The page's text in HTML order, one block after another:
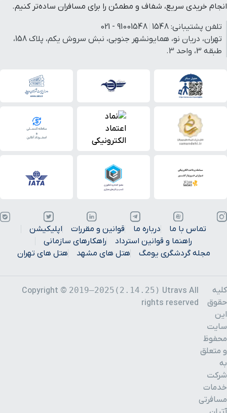
انجام خریدی سریع، شفاف و مطمئن را برای مسافران ساده‌تر کنیم.
تلفن پشتیبانی: 1548
91001548 - 021
تهران، دریان نو، همایونشهر جنوبی، نبش سروش یکم، پلاک 158،
طبقه 3، واحد 3.
تماس با ما درباره ما قوانین و مقررات
اپلیکیشن
راهنما و قوانین استرداد
راهکارهای سازمانی
مجله گردشگری یومگ
هتل های مشهد هتل های تهران
کلیه
حقوق
این
سایت
محفوظ
و متعلق
به
شرکت
خدمات
مسافرتی
Copyright © 2019–2025(2.14.25) Utravs All
rights reserved